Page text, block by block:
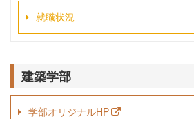
就職状況
建築学部
学部オリジナルHP